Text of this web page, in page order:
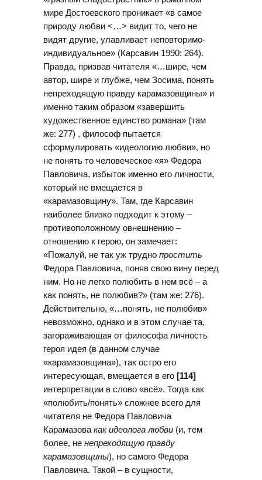
мире Достоевского проникает «в самое
природу любви <…> видит то, чего не
видят другие, улавливает неповторимо-
индивидуальное» (Карсавин 1990: 264).
Правда, призвав читателя «…шире, чем
автор, шире и глубже, чем Зосима, понять
непреходящую правду карамазовщины» и
именно таким образом «завершить
художественное единство романа» (там
же: 277) , философ пытается
сформулировать «идеологию любви», но
не понять то человеческое «я» Федора
Павловича, избыток именно его личности,
который не вмещается в
«карамазовщину». Там, где Карсавин
наиболее близко подходит к этому –
противоположному овнешнению –
отношению к герою, он замечает:
«Пожалуй, не так уж трудно простить
Федора Павловича, поняв свою вину перед
ним. Но не легко полюбить в нем всё – а
как понять, не полюбив?» (там же: 276).
Действительно, «…понять, не полюбив»
невозможно, однако и в этом случае та,
загораживающая от философа личность
героя идея (в данном случае
«карамазовщина»), так остро его
интересующая, вмещается в его [114]
интерпретации в слово «всё». Тогда как
«полюбить/понять» сложнее всего для
читателя не Федора Павловича
Карамазова как идеолога любви (и, тем
более, не непреходящую правду
карамазовщины), но самого Федора
Павловича. Такой – в сущности,